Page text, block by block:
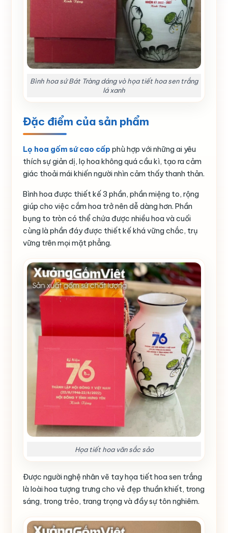
Bình hoa sứ Bát Tràng dáng vò họa tiết hoa sen trắng
lá xanh
Đặc điểm của sản phẩm
Lọ hoa gốm sứ cao cấp phù hợp với những ai yêu
thích sự giản dị, lọ hoa không quá cầu kì, tạo ra cảm
giác thoải mái khiến người nhìn cảm thấy thanh thản.
Bình hoa được thiết kế 3 phần, phần miệng to, rộng
giúp cho việc cắm hoa trở nên dễ dàng hơn. Phần
bụng to tròn có thể chứa được nhiều hoa và cuối
cùng là phần đáy được thiết kế khá vững chắc, trụ
vững trên mọi mặt phẳng.
Họa tiết hoa văn sắc sảo
Được người nghệ nhân vẽ tay họa tiết hoa sen trắng
là loài hoa tượng trưng cho vẻ đẹp thuần khiết, trong
sáng, trong trẻo, trang trọng và đầy sự tôn nghiêm.